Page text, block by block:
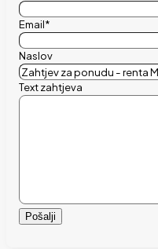
Email*
Naslov
Text zahtjeva